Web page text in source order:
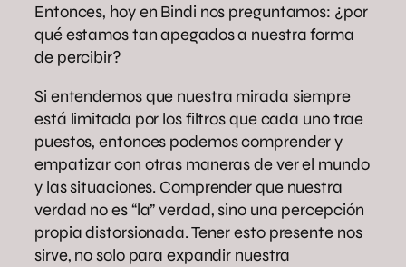
Entonces, hoy en Bindi nos preguntamos: ¿por
qué estamos tan apegados a nuestra forma
de percibir?
Si entendemos que nuestra mirada siempre
está limitada por los filtros que cada uno trae
puestos, entonces podemos comprender y
empatizar con otras maneras de ver el mundo
y las situaciones. Comprender que nuestra
verdad no es “la” verdad, sino una percepción
propia distorsionada. Tener esto presente nos
sirve, no solo para expandir nuestra